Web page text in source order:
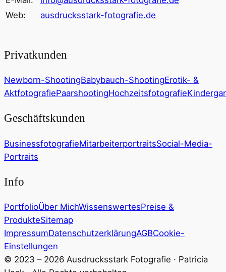
Web:
ausdrucksstark-fotografie.de
Privatkunden
Newborn-ShootingBabybauch-ShootingErotik- &
AktfotografiePaarshootingHochzeitsfotografie
Geschäftskunden
BusinessfotografieMitarbeiterportraitsSocial-Media-
Portraits
Info
PortfolioÜber MichWissenswertesPreise &
ProdukteSitemap
ImpressumDatenschutzerklärungAGBCookie-
Einstellungen
© 2023 – 2026 Ausdrucksstark Fotografie · Patricia